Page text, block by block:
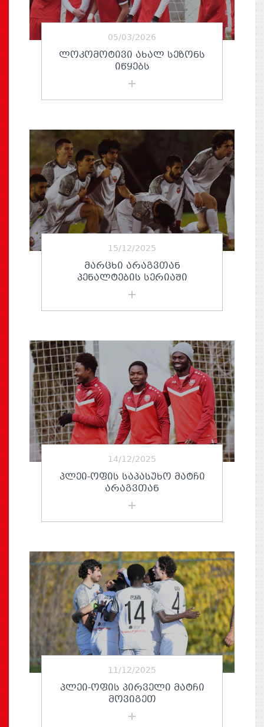
05/03/2026
ᲚᲝᲙᲝᲛᲝᲢᲘᲕᲘ ᲐᲮᲐᲚ ᲡᲔᲖᲝᲜᲡ
ᲘᲬᲧᲔᲑᲡ
15/12/2025
ᲛᲐᲠᲪᲮᲘ ᲐᲠᲐᲒᲕᲗᲐᲜ
ᲞᲔᲜᲐᲚᲢᲔᲑᲘᲡ ᲡᲔᲠᲘᲐᲨᲘ
14/12/2025
ᲞᲚᲔᲘ-ᲝᲤᲘᲡ ᲡᲐᲞᲐᲡᲣᲮᲝ ᲛᲐᲢᲩᲘ
ᲐᲠᲐᲒᲕᲗᲐᲜ
11/12/2025
ᲞᲚᲔᲘ-ᲝᲤᲘᲡ ᲞᲘᲠᲕᲔᲚᲘ ᲛᲐᲢᲩᲘ
ᲛᲝᲕᲘᲒᲔᲗ